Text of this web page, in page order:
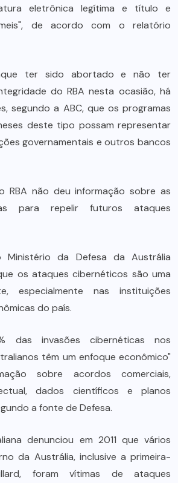
eletrônica legítima e título e
de acordo com o relatório
ter sido abortado e não ter
do RBA nesta ocasião, há
segundo a ABC, que os programas
deste tipo possam representar
governamentais e outros bancos
RBA não deu informação sobre as
para repelir futuros ataques
da Defesa da Austrália
os ataques cibernéticos são uma
especialmente nas instituições
do país.
das invasões cibernéticas nos
têm um enfoque econômico"
sobre acordos comerciais,
dados científicos e planos
a fonte de Defesa.
denunciou em 2011 que vários
da Austrália, inclusive a primeira-
foram vítimas de ataques